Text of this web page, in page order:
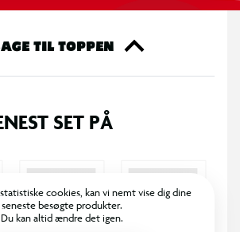
TIL TOPPEN
SET PÅ
cookies, kan vi nemt vise dig dine
seneste besøgte produkter.
Du kan altid ændre det igen.